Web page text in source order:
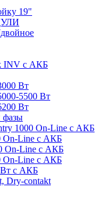
19"
INV с АКБ
Вт
5500 Вт
Вт
фазы
1000 On-Line с АКБ
On-Line с АКБ
On-Line с АКБ
On-Line с АКБ
с АКБ
Dry-contakt